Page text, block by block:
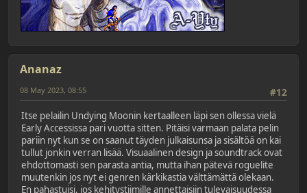
Ananaz
#12
08 May 2023, 08:55
Itse pelailin Undying Moonin kertaalleen läpi sen ollessa vielä
Early Accessissa pari vuotta sitten. Pitäisi varmaan palata pelin
pariin nyt kun se on saanut täyden julkaisunsa ja sisältöä on kai
tullut jonkin verran lisää. Visuaalinen design ja soundtrack ovat
ehdottomasti sen parasta antia, mutta ihan pätevä roguelite
muutenkin jos nyt ei genren kärkikastia välttämättä olekaan.
En pahastuisi, jos kehitystiimille annettaisiin tulevaisuudessa